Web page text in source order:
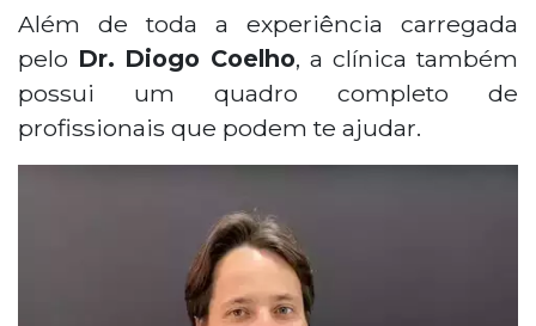
Além de toda a experiência carregada
pelo Dr. Diogo Coelho, a clínica também
possui um quadro completo de
profissionais que podem te ajudar.